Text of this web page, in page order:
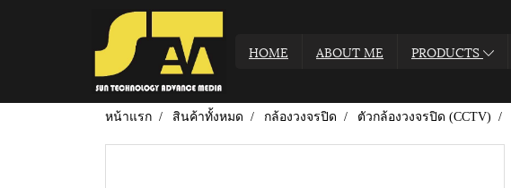
HOME ABOUT ME PRODUCTS
หน้าแรก สินค้าทั้งหมด กล้องวงจรปิด ตัวกล้องวงจรปิด (CCTV)